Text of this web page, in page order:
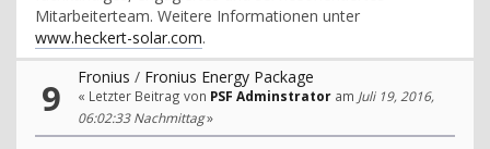
Mitarbeiterteam. Weitere Informationen unter
www.heckert-solar.com.
9 Fronius / Fronius Energy Package
« Letzter Beitrag von PSF Adminstrator am Juli 19, 2016,
06:02:33 Nachmittag»